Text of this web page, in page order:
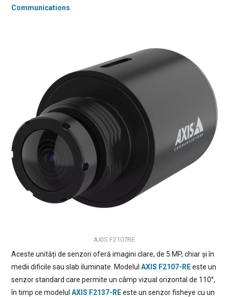
Communications.
AXIS F2107RE
Aceste unități de senzori oferă imagini clare, de 5 MP, chiar și în
medii dificile sau slab iluminate. Modelul AXIS F2107-REeste un
senzor standard care permite un câmp vizual orizontal de 110°,
în timp ce modelul AXIS F2137-REeste un senzor fisheye cu un